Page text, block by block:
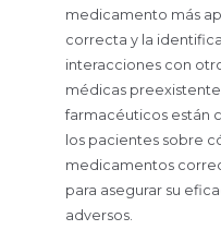
medicamento más
correcta y la
interacciones con
médicas
farmacéuticos están
los pacientes sobre
medicamentos
para asegurar su
adversos.